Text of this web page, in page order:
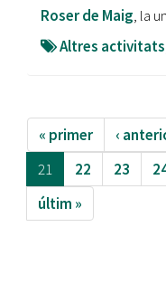
Roser de Maig, la
Altres activitats
« primer ‹
21
22 23
últim »